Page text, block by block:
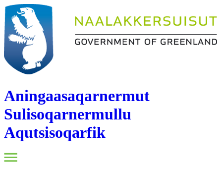
Aningaasaqarnermut
Sulisoqarnermullu
Aqutsisoqarfik